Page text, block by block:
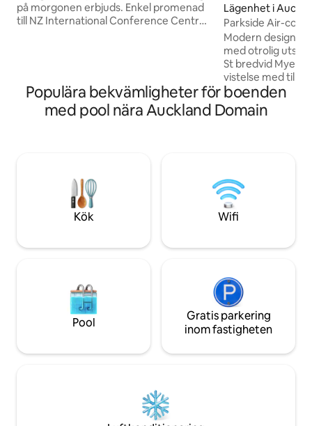
på morgonen erbjuds. Enkel promenad
till NZ International Conference Centre,
Qtr, Britomart och Commercial Bay. Din
"matvärd" kan rekommendera En
byggnad med blandad användning – njut
Lägenhet i
Parkside Air-con
Pool och gym
Modern
med otrolig utsikt
St bredvid Myers Park!
vistelse med
inomhusgym och
dubbelsäng,
och vardagsrum,
luftkonditionering
utanför dörren. En enkel promenad till
Skytower, färja,
bar & restaurang.
Populära bekvämligheter för boenden
med pool nära Auckland Domain
Kök Wifi
Pool
Gratis parkering
inom fastigheten